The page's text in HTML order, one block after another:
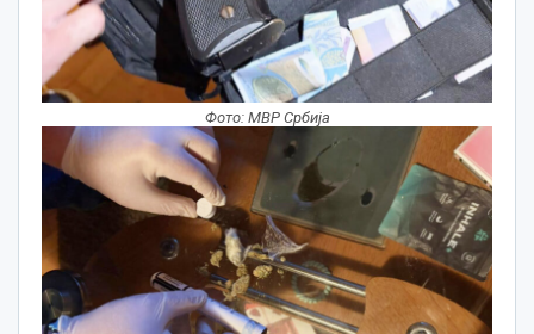
Фото: МВР Србија